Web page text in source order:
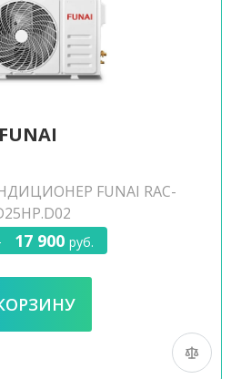
FUNAI
FUNAI RAC-
17 900 руб.